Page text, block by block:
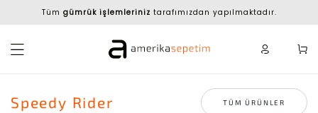
Tüm gümrük işlemleriniz tarafımızdan yapılmaktadır.
Speedy Rider TÜM ÜRÜNLER